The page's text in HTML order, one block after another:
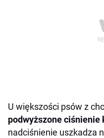
U większości psów z
podwyższone ciśnienie
nadciśnienie uszkadza